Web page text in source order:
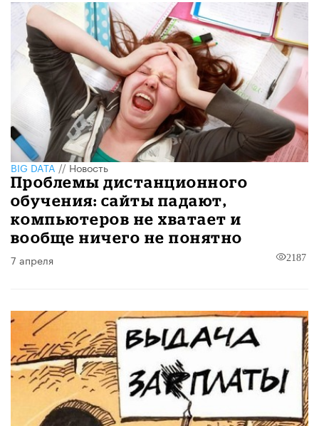
BIG DATA//Новость
Проблемы дистанционного
обучения: сайты падают,
компьютеров не хватает и
вообще ничего не понятно
7 апреля 2187